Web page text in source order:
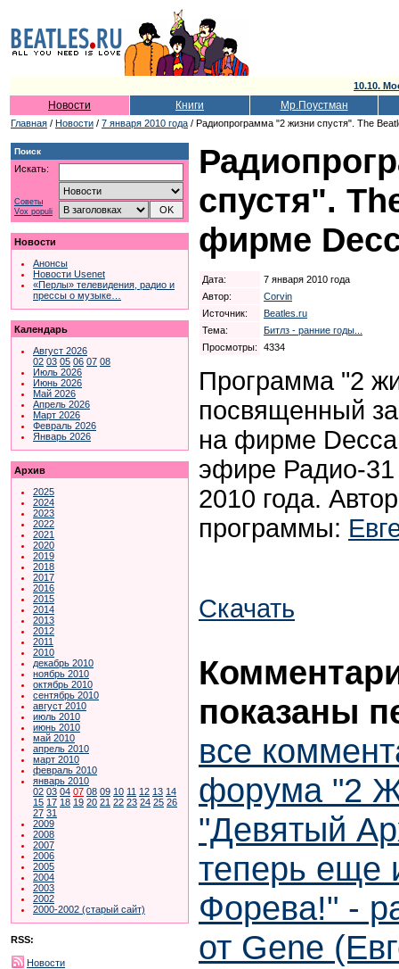
10.10.
Новости Книги Мр.Поустман
Главная / Новости / 7 января 2010 года / Радиопрограмма "2 жизни спустя". The
Поиск
Искать:
Советы
Vox populi
Новости
Анонсы
Новости Usenet
«Перлы» телевидения, радио и
прессы о музыке…
Календарь
Август 2026
02 03 05 06 07 08
Июль 2026
Июнь 2026
Май 2026
Апрель 2026
Март 2026
Февраль 2026
Январь 2026
Архив
2025
2024
2023
2022
2021
2020
2019
2018
2017
2016
2015
2014
2013
2012
2011
2010
декабрь 2010
ноябрь 2010
октябрь 2010
сентябрь 2010
август 2010
июль 2010
июнь 2010
май 2010
апрель 2010
март 2010
февраль 2010
январь 2010
02 03 04 07 08 09 10 11 12 13 14
15 17 18 19 20 21 22 23 24 25 26
27 31
2009
2008
2007
2006
2005
2004
2003
2002
2000-2002 (старый сайт)
RSS:
Новости
спустя".
фирме
Дата:
7 января 2010 года
Автор:
Corvin
Источник:
Beatles.ru
Тема:
Битлз - ранние годы...
Просмотры:
4334
Программа "2
посвященный
на фирме
эфире Радио-
2010 года.
программы:
Скачать
показаны
все
форума "2
"Девятый
теперь еще
Форева!" -
от Gene